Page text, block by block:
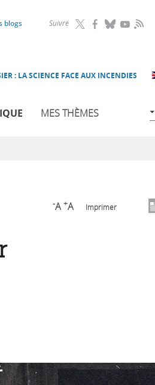
Suivre RSS
blogs
: LA SCIENCE FACE AUX INCENDIES
MES THÈMES
-A +A Imprimer